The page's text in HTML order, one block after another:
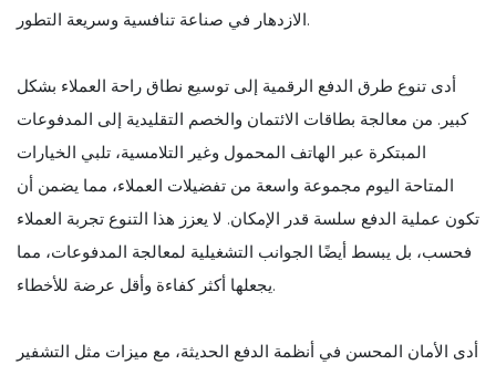
الازدهار في صناعة تنافسية وسريعة التطور.
أدى تنوع طرق الدفع الرقمية إلى توسيع نطاق راحة العملاء بشكل
كبير. من معالجة بطاقات الائتمان والخصم التقليدية إلى المدفوعات
المبتكرة عبر الهاتف المحمول وغير التلامسية، تلبي الخيارات
المتاحة اليوم مجموعة واسعة من تفضيلات العملاء، مما يضمن أن
تكون عملية الدفع سلسة قدر الإمكان. لا يعزز هذا التنوع تجربة العملاء
فحسب، بل يبسط أيضًا الجوانب التشغيلية لمعالجة المدفوعات، مما
يجعلها أكثر كفاءة وأقل عرضة للأخطاء.
أدى الأمان المحسن في أنظمة الدفع الحديثة، مع ميزات مثل التشفير